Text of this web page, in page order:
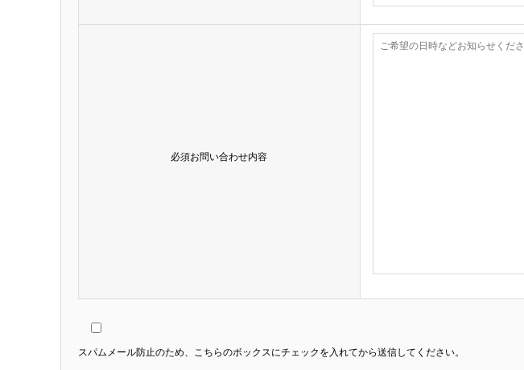
必須お問い合わせ内容
スパムメール防止のため、こちらのボックスにチェックを入れてから送信してください。